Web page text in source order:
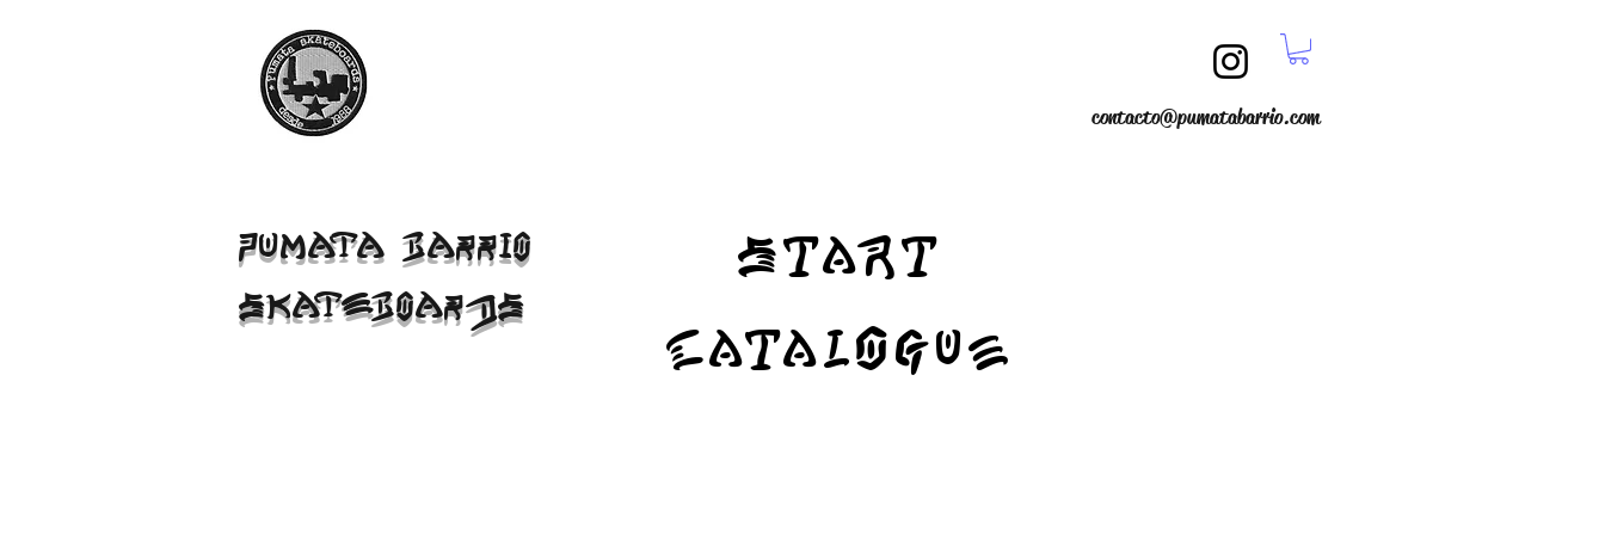
PUMATA BARRIO
SKATEBOARDS
contacto@pumatabarrio.com
Start
Catalogue